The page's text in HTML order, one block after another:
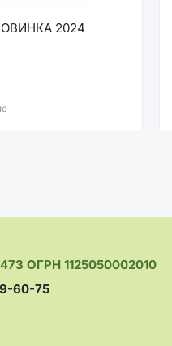
2024
ОГРН 1125050002010
60-75